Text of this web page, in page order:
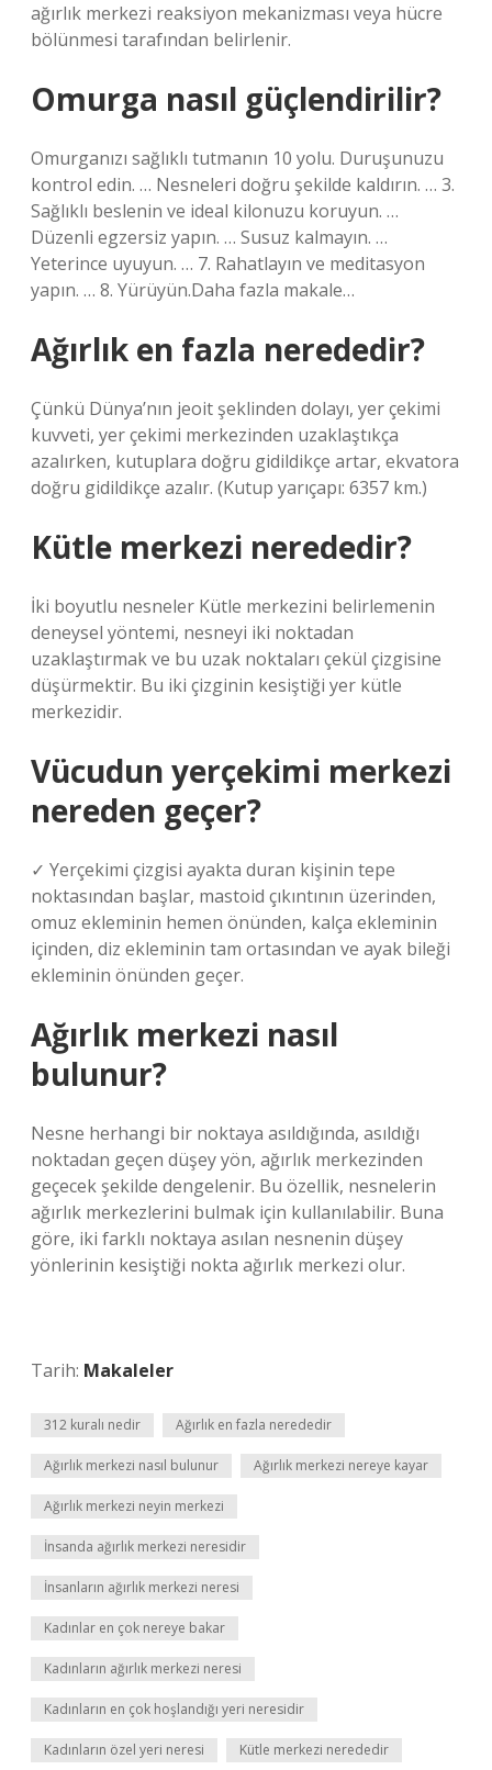
ağırlık merkezi reaksiyon mekanizması veya hücre
bölünmesi tarafından belirlenir.
Omurga nasıl güçlendirilir?
Omurganızı sağlıklı tutmanın 10 yolu. Duruşunuzu
kontrol edin. … Nesneleri doğru şekilde kaldırın. … 3.
Sağlıklı beslenin ve ideal kilonuzu koruyun. …
Düzenli egzersiz yapın. … Susuz kalmayın. …
Yeterince uyuyun. … 7. Rahatlayın ve meditasyon
yapın. … 8. Yürüyün.Daha fazla makale…
Ağırlık en fazla nerededir?
Çünkü Dünya’nın jeoit şeklinden dolayı, yer çekimi
kuvveti, yer çekimi merkezinden uzaklaştıkça
azalırken, kutuplara doğru gidildikçe artar, ekvatora
doğru gidildikçe azalır. (Kutup yarıçapı: 6357 km.)
Kütle merkezi nerededir?
İki boyutlu nesneler Kütle merkezini belirlemenin
deneysel yöntemi, nesneyi iki noktadan
uzaklaştırmak ve bu uzak noktaları çekül çizgisine
düşürmektir. Bu iki çizginin kesiştiği yer kütle
merkezidir.
Vücudun yerçekimi merkezi
nereden geçer?
✓ Yerçekimi çizgisi ayakta duran kişinin tepe
noktasından başlar, mastoid çıkıntının üzerinden,
omuz ekleminin hemen önünden, kalça ekleminin
içinden, diz ekleminin tam ortasından ve ayak bileği
ekleminin önünden geçer.
Ağırlık merkezi nasıl
bulunur?
Nesne herhangi bir noktaya asıldığında, asıldığı
noktadan geçen düşey yön, ağırlık merkezinden
geçecek şekilde dengelenir. Bu özellik, nesnelerin
ağırlık merkezlerini bulmak için kullanılabilir. Buna
göre, iki farklı noktaya asılan nesnenin düşey
yönlerinin kesiştiği nokta ağırlık merkezi olur.
Tarih: Makaleler
312 kuralı nedir Ağırlık en fazla nerededir
Ağırlık merkezi nasıl bulunur Ağırlık merkezi nereye kayar
Ağırlık merkezi neyin merkezi
İnsanda ağırlık merkezi neresidir
İnsanların ağırlık merkezi neresi
Kadınlar en çok nereye bakar
Kadınların ağırlık merkezi neresi
Kadınların en çok hoşlandığı yeri neresidir
Kadınların özel yeri neresi Kütle merkezi nerededir